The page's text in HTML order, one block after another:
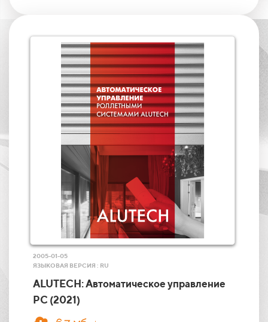
2005-01-05
ЯЗЫКОВАЯ ВЕРСИЯ : RU
ALUTECH: Автоматическое управление
РС (2021)